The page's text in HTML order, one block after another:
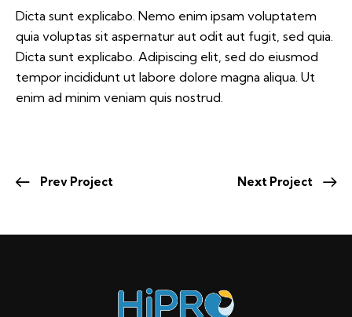
Dicta sunt explicabo. Nemo enim ipsam voluptatem
quia voluptas sit aspernatur aut odit aut fugit, sed quia.
Dicta sunt explicabo. Adipiscing elit, sed do eiusmod
tempor incididunt ut labore dolore magna aliqua. Ut
enim ad minim veniam quis nostrud.
Prev Project Next Project